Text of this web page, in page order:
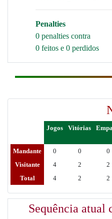
Penalties
0 penalties contra
0 feitos e 0 perdidos
Jogos Vitórias
Mandante 0 0 0
Visitante
4 2 2
Total
4 2 2
Sequência atual